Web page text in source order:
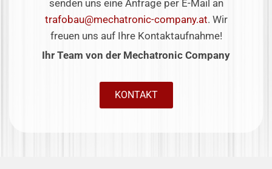
senden uns eine Anfrage per E-Mail an
trafobau@mechatronic-company.at. Wir
freuen uns auf Ihre Kontaktaufnahme!
Ihr Team von der Mechatronic Company
KONTAKT